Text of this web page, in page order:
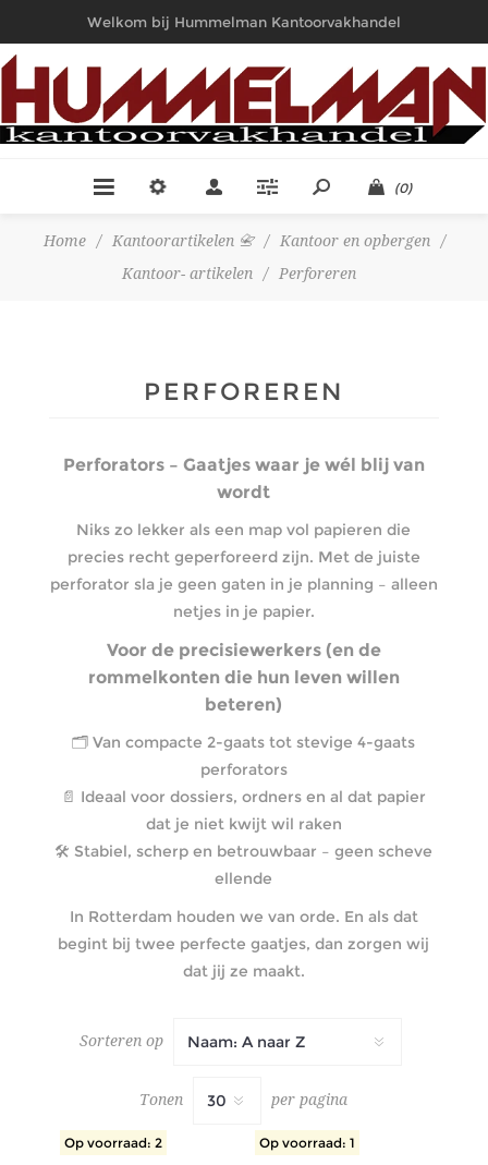
Welkom bij Hummelman Kantoorvakhandel
(0)
Home / Kantoorartikelen 📇 / Kantoor en opbergen
/
Kantoor- artikelen
/ Perforeren
PERFOREREN
Perforators – Gaatjes waar je wél blij van
wordt
Niks zo lekker als een map vol papieren die
precies recht geperforeerd zijn. Met de juiste
perforator sla je geen gaten in je planning – alleen
netjes in je papier.
Voor de precisiewerkers (en de
rommelkonten die hun leven willen
beteren)
🗂️ Van compacte 2-gaats tot stevige 4-gaats
perforators
📄 Ideaal voor dossiers, ordners en al dat papier
dat je niet kwijt wil raken
🛠️ Stabiel, scherp en betrouwbaar – geen scheve
ellende
In Rotterdam houden we van orde. En als dat
begint bij twee perfecte gaatjes, dan zorgen wij
dat jij ze maakt.
Sorteren op
Tonen per pagina
Op voorraad: 2 Op voorraad: 1